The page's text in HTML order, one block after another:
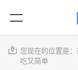
您现在的位置是：
吃又简单